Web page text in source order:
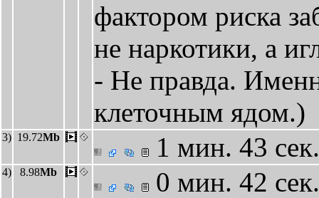
фактором риска
не наркотики, а
- Не правда.
клеточным ядом.)
3) 19.72Mb 1 мин. 43
4) 8.98Mb
0 мин. 42 сек.